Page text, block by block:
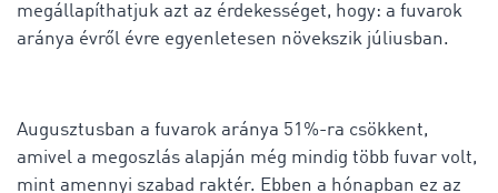
megállapíthatjuk azt az érdekességet, hogy: a fuvarok
aránya évről évre egyenletesen növekszik júliusban.
Augusztusban a fuvarok aránya 51%-ra csökkent,
amivel a megoszlás alapján még mindig több fuvar volt,
mint amennyi szabad raktér. Ebben a hónapban ez az